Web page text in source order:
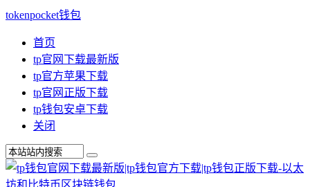
tokenpocket钱包
首页
tp官网下载最新版
tp官方苹果下载
tp官网正版下载
tp钱包安卓下载
关闭